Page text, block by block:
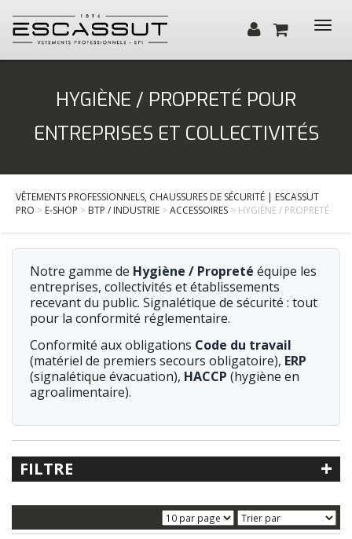
Santé, Bien-être
Cuisine, Hôtellerie, Restauration
Services
Contact
HYGIÈNE / PROPRETÉ POUR
ENTREPRISES ET COLLECTIVITÉS
VÊTEMENTS PROFESSIONNELS, CHAUSSURES DE SÉCURITÉ | ESCASSUT
PRO > E-SHOP > BTP / INDUSTRIE >ACCESSOIRES > HYGIÈNE / PROPRETÉ
Notre gamme de Hygiène / Propreté équipe les
entreprises, collectivités et établissements
recevant du public. Signalétique de sécurité : tout
pour la conformité réglementaire.
Conformité aux obligations Code du travail
(matériel de premiers secours obligatoire), ERP
(signalétique évacuation), HACCP (hygiène en
agroalimentaire).
FILTRE +
Recherche libre